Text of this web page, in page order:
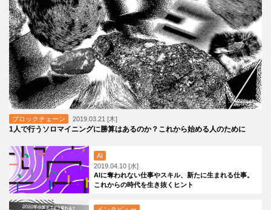
ブロックチェーン 2019.03.21 [木]
1人で行うソロマイニングに勝算はあるのか？これから始める人のために
AI
2019.04.10 [水]
AIに奪われない仕事やスキル、新たに生まれる仕事。
これからの時代を生き抜くヒント